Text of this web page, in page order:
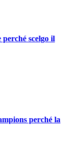
scelgo il
perché la